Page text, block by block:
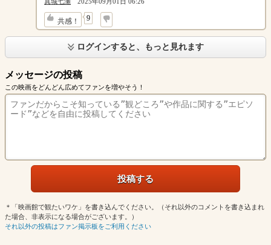
真城七瀬 2025年09月01日 06:26
共感！ 9
↓
ログインすると、もっと見れます
メッセージの投稿
この映画をどんどん広めてファンを増やそう！
＊「映画館で観たいワケ」を書き込んでください。（それ以外のコメントを書き込まれ
た場合、非表示になる場合がございます。）
それ以外の投稿はファン掲示板をご利用ください